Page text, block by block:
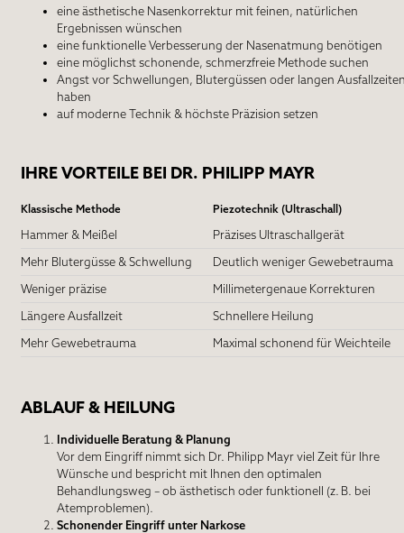
eine ästhetische Nasenkorrektur mit feinen, natürlichen
Ergebnissen wünschen
eine funktionelle Verbesserung der Nasenatmung benötigen
eine möglichst schonende, schmerzfreie Methode suchen
Angst vor Schwellungen, Blutergüssen oder langen
haben
auf moderne Technik & höchste Präzision setzen
IHRE VORTEILE BEI DR. PHILIPP MAYR
Klassische Methode Piezotechnik (Ultraschall)
Hammer & Meißel
Präzises Ultraschallgerät
Mehr Blutergüsse & Schwellung
Deutlich weniger Gewebetrauma
Weniger präzise
Millimetergenaue Korrekturen
Längere Ausfallzeit
Schnellere Heilung
Mehr Gewebetrauma
Maximal schonend für Weichteile
ABLAUF & HEILUNG
Individuelle Beratung & Planung
Vor dem Eingriff nimmt sich Dr. Philipp Mayr viel Zeit für Ihre
Wünsche und bespricht mit Ihnen den optimalen
Behandlungsweg – ob ästhetisch oder funktionell (z. B. bei
Atemproblemen).
Schonender Eingriff unter Narkose